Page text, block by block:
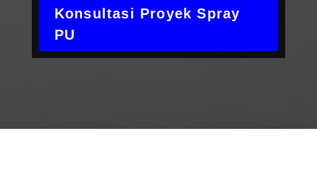
Konsultasi Proyek Spray
PU